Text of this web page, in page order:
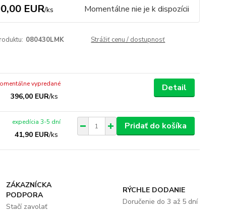
EUR/ks Momentálne nie je k dispozícii
080430LMK Strážiť cenu / dostupnosť
396,00 EUR/ks
vypredané Detail
41,90 EUR/ks
expedícia 3-5 dní Pridať do košíka
ZÁKAZNÍCKA
PODPORA
Stačí zavolať
RÝCHLE DODANIE
Doručenie do 3 až 5 dní